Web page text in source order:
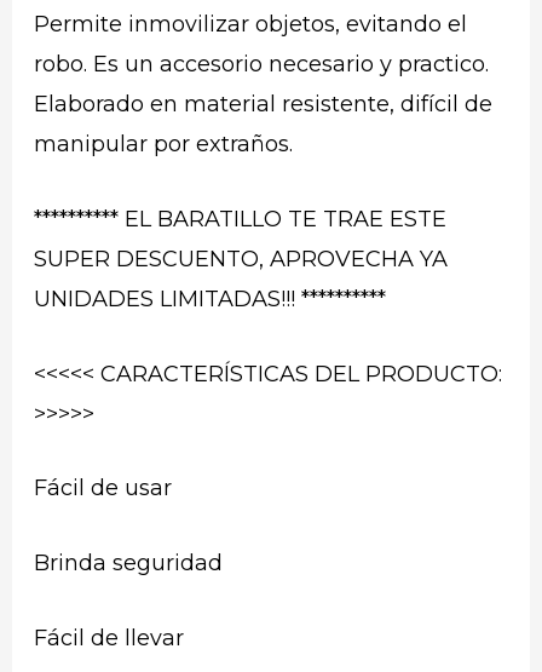
Permite inmovilizar objetos, evitando el
robo. Es un accesorio necesario y practico.
Elaborado en material resistente, difícil de
manipular por extraños.
********** EL BARATILLO TE TRAE ESTE
SUPER DESCUENTO, APROVECHA YA
UNIDADES LIMITADAS!!! **********
<<<<< CARACTERÍSTICAS DEL PRODUCTO:
>>>>>
Fácil de usar
Brinda seguridad
Fácil de llevar